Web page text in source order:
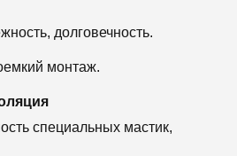
долговечность.
монтаж.
специальных мастик,